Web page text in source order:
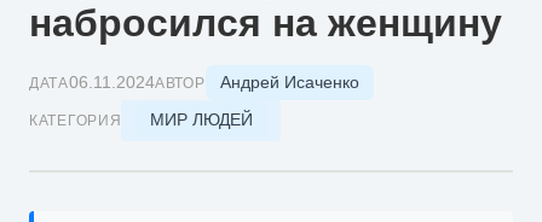
набросился на женщину
ДАТА06.11.2024АВТОР Андрей Исаченко
КАТЕГОРИЯ МИР ЛЮДЕЙ